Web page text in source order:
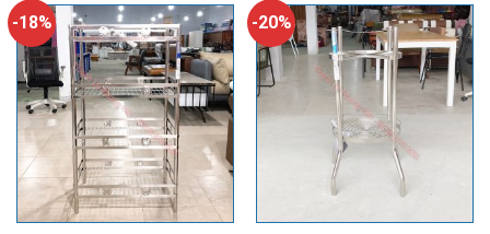
2,300,000₫.
760,000₫.
-18% -20%